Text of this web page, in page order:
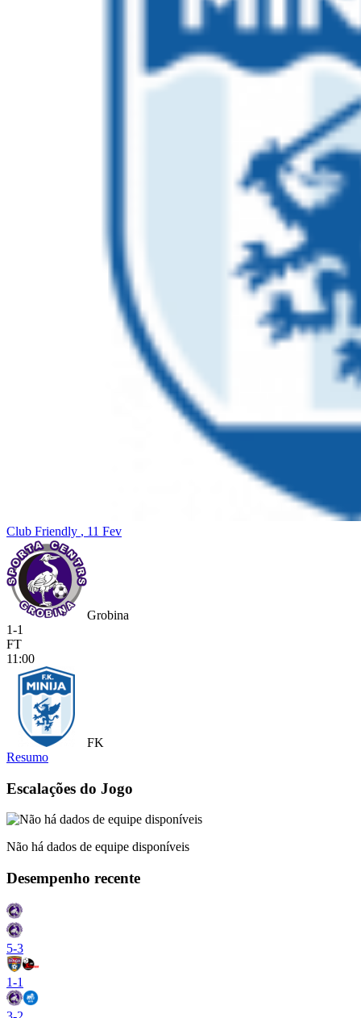
Club Friendly , 11 Fev
Grobina
1-1
FT
11:00
FK
Resumo
Grobina vs
Escalações do Jogo
Não há dados de equipe disponíveis
Desempenho recente
5-3
1-1